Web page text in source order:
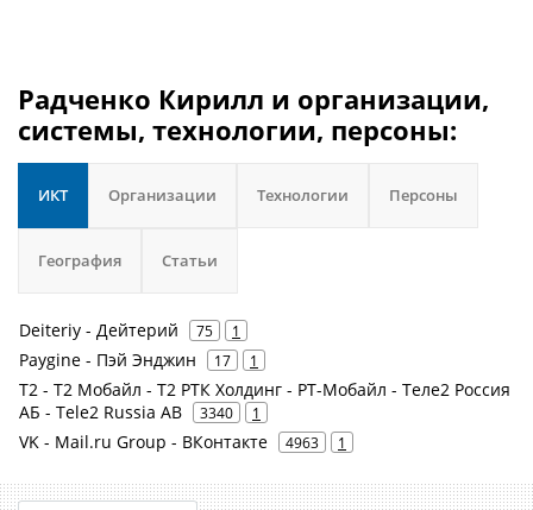
Радченко Кирилл и организации,
системы, технологии, персоны:
ИКТ Организации Технологии Персоны
География Статьи
Deiteriy - Дейтерий 75 1
Paygine - Пэй Энджин 17 1
Т2 - Т2 Мобайл - Т2 РТК Холдинг - РТ-Мобайл - Теле2 Россия
АБ - Tele2 Russia AB
3340 1
VK - Mail.ru Group - ВКонтакте 4963 1